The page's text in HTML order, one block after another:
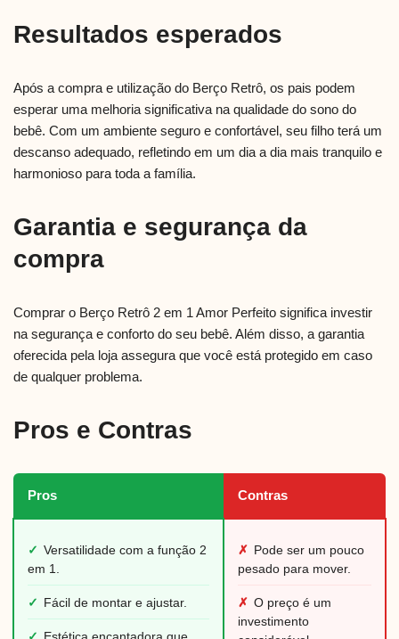
Resultados esperados
Após a compra e utilização do Berço Retrô, os pais podem
esperar uma melhoria significativa na qualidade do sono do
bebê. Com um ambiente seguro e confortável, seu filho terá um
descanso adequado, refletindo em um dia a dia mais tranquilo e
harmonioso para toda a família.
Garantia e segurança da
compra
Comprar o Berço Retrô 2 em 1 Amor Perfeito significa investir
na segurança e conforto do seu bebê. Além disso, a garantia
oferecida pela loja assegura que você está protegido em caso
de qualquer problema.
Pros e Contras
Pros Contras
✓ Versatilidade com a função 2
em 1.
✓ Fácil de montar e ajustar.
✗ Pode ser um pouco
pesado para mover.
✗ O preço é um
investimento